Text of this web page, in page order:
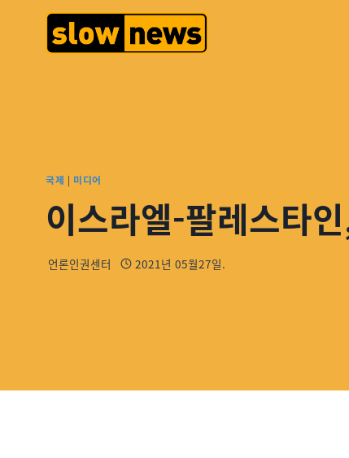
국제 | 미디어
이스라엘-팔레스타
언론인권센터 2021년 05월27일.